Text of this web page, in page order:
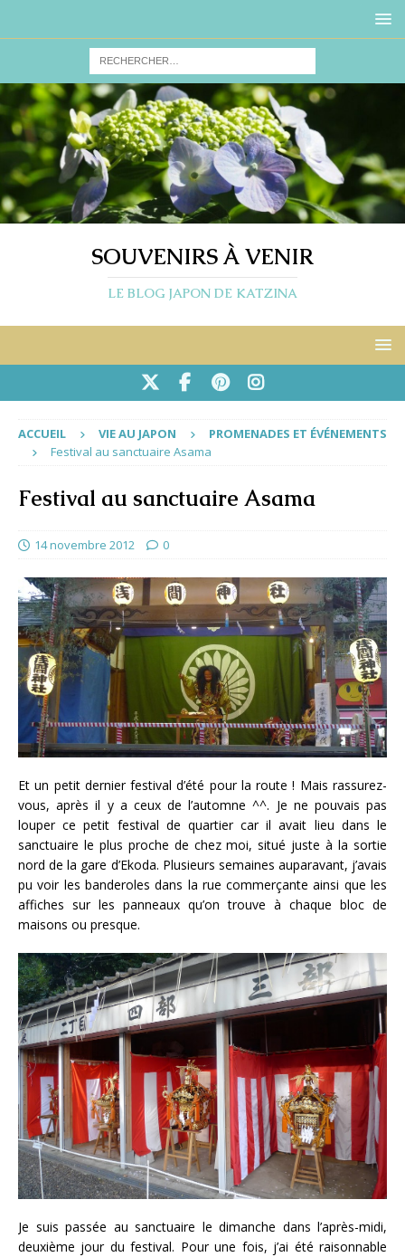
SOUVENIRS À VENIR
LE BLOG JAPON DE KATZINA
ACCUEIL VIE AU JAPON
PROMENADES ET ÉVÉNEMENTS
Festival au sanctuaire Asama
Festival au sanctuaire Asama
14 novembre 2012 0
Et un petit dernier festival d’été pour la route ! Mais rassurez-
vous, après il y a ceux de l’automne ^^. Je ne pouvais pas
louper ce petit festival de quartier car il avait lieu dans le
sanctuaire le plus proche de chez moi, situé juste à la sortie
nord de la gare d’Ekoda. Plusieurs semaines auparavant, j’avais
pu voir les banderoles dans la rue commerçante ainsi que les
affiches sur les panneaux qu’on trouve à chaque bloc de
maisons ou presque.
Je suis passée au sanctuaire le dimanche dans l’après-midi,
deuxième jour du festival. Pour une fois, j’ai été raisonnable